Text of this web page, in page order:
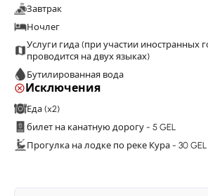
Завтрак
Ночлег
Услуги гида (при участии иностранных
проводится на двух языках)
Бутилированная вода
Исключения
Еда (x2)
билет на канатную дорогу - 5 GEL
Прогулка на лодке по реке Кура - 30 GEL